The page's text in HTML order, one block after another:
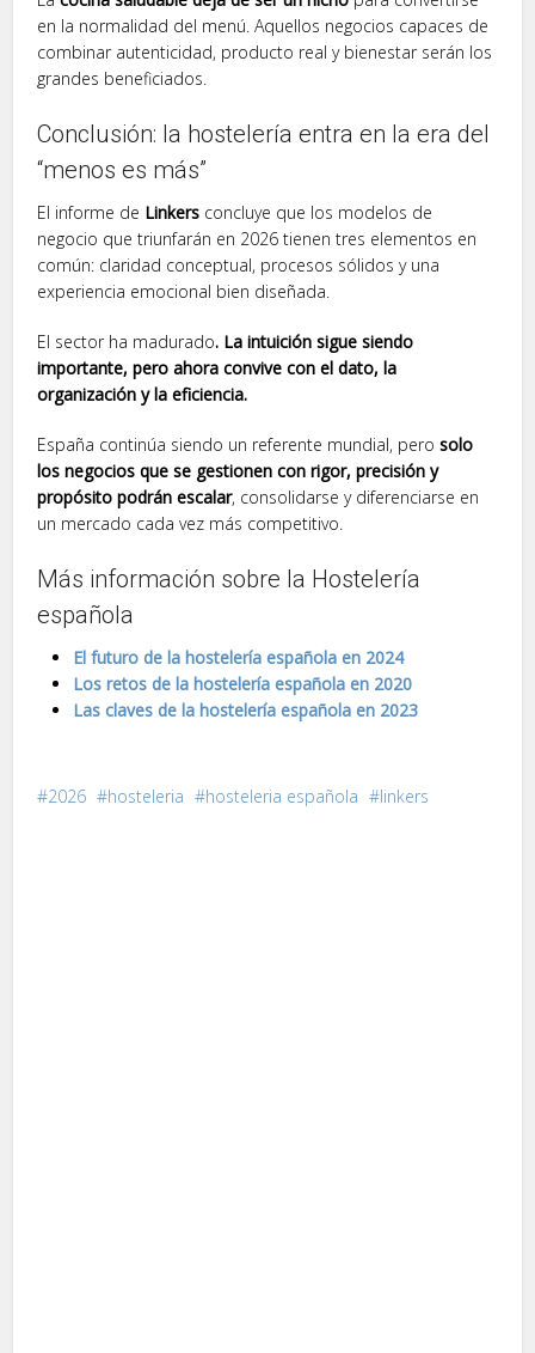
en la normalidad del menú. Aquellos negocios capaces de
combinar autenticidad, producto real y bienestar serán los
grandes beneficiados.
Conclusión: la hostelería entra en la era del
“menos es más”
El informe de Linkers concluye que los modelos de
negocio que triunfarán en 2026 tienen tres elementos en
común: claridad conceptual, procesos sólidos y una
experiencia emocional bien diseñada.
El sector ha madurado. La intuición sigue siendo
importante, pero ahora convive con el dato, la
organización y la eficiencia.
España continúa siendo un referente mundial, perosolo
los negocios que se gestionen con rigor, precisión y
propósito podrán escalar, consolidarse y diferenciarse en
un mercado cada vez más competitivo.
Más información sobre la Hostelería
española
El futuro de la hostelería española en 2024
Los retos de la hostelería española en 2020
Las claves de la hostelería española en 2023
2026 hosteleria hosteleria española linkers